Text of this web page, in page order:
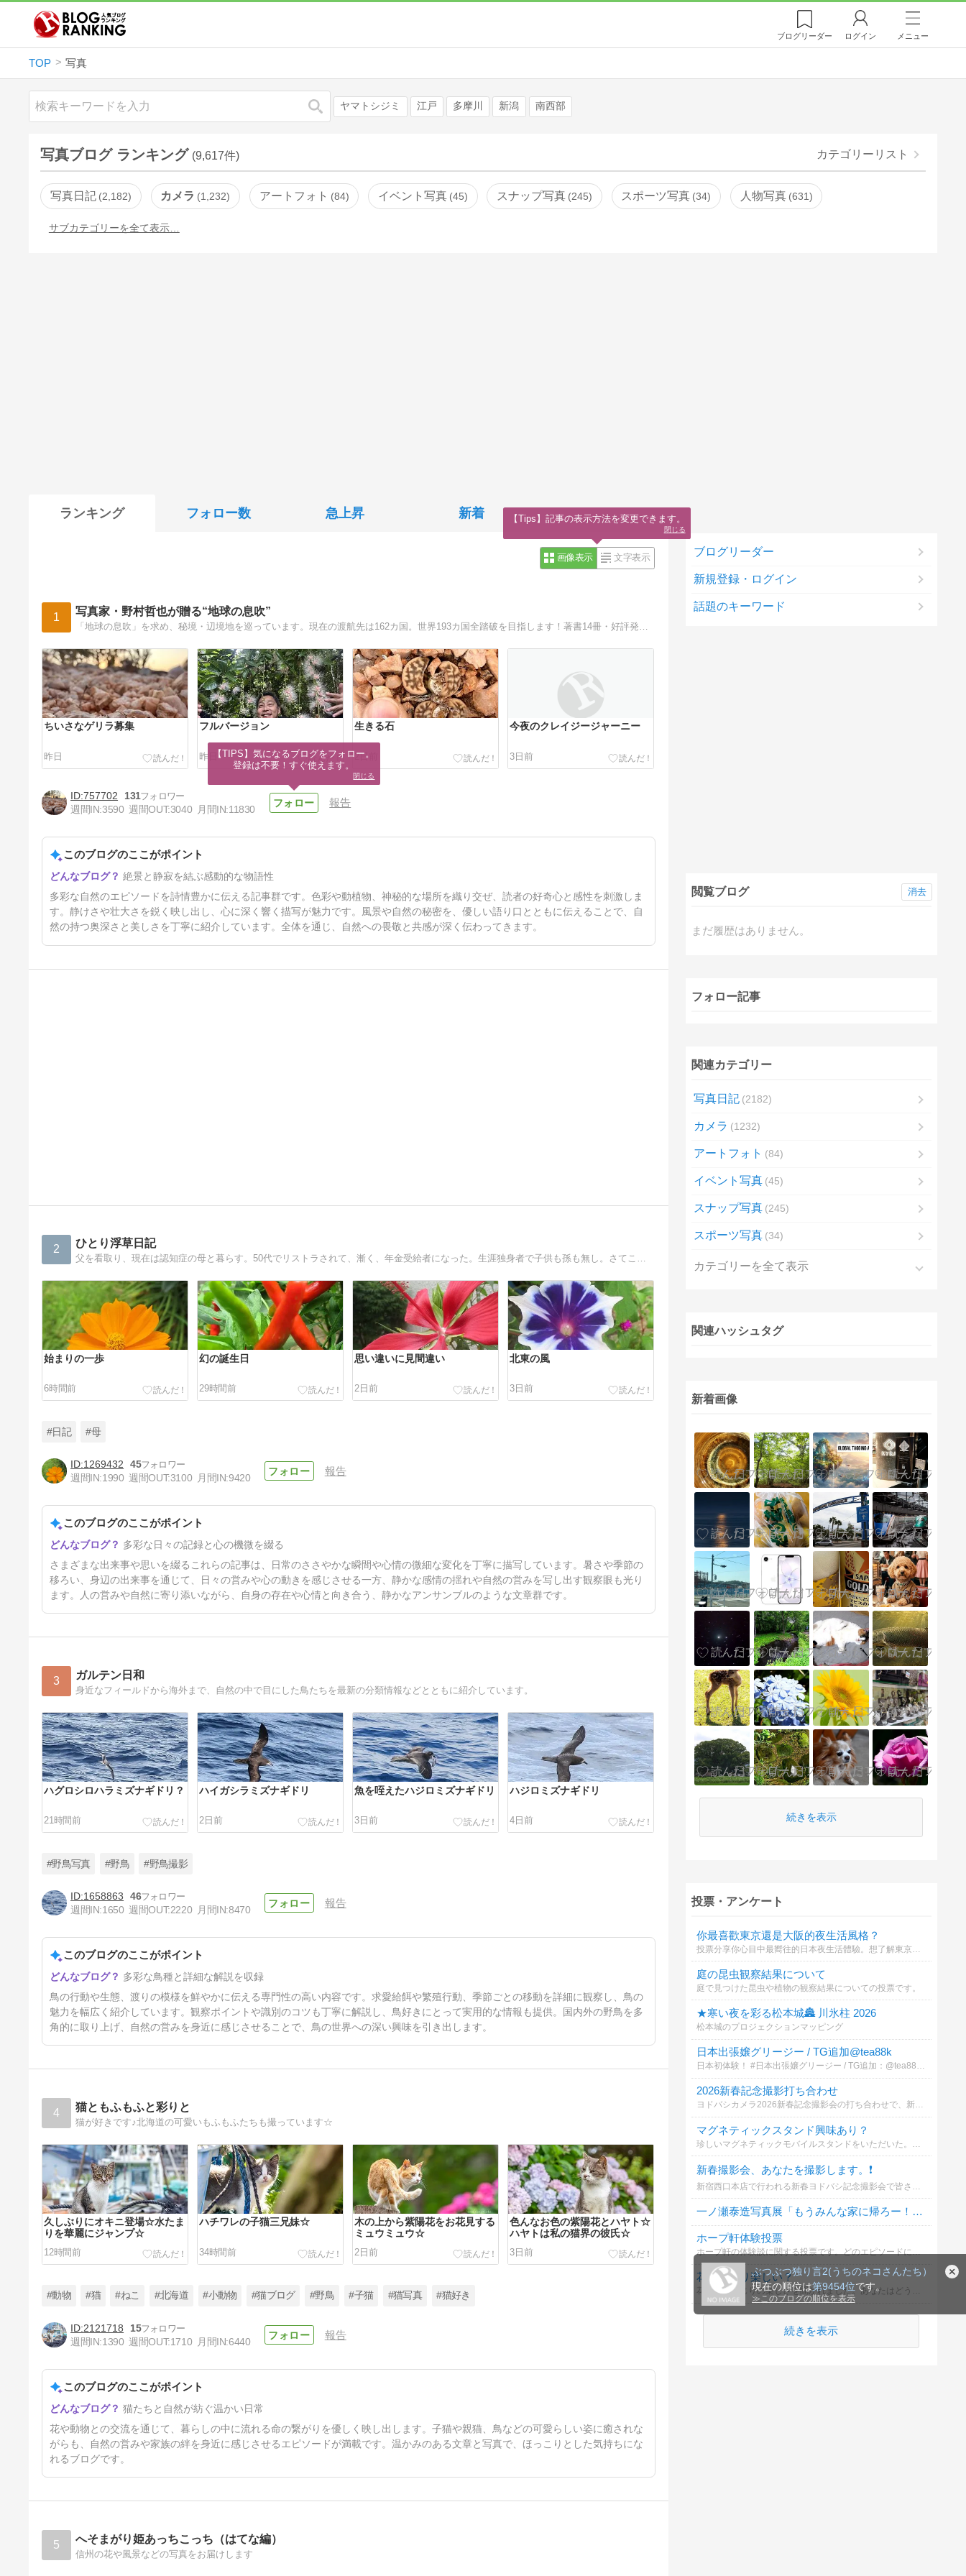
ぶつぶつ独り言2(うちのネコさんたち）
現在の順位は第9454位です。
≫ このブログの順位を表示
ブログリーダー ログイン メニュー
TOP 写真
検索 ヤマトシジミ 江戸 多摩川 新潟 南西部
写真ブログ ランキング (9,617件) カテゴリーリスト
写真日記 2,182 カメラ 1,232 アートフォト 84 イベント写真 45 スナップ写真 245 スポーツ写真 34 人物写真 631
サブカテゴリーを全て表示…
ランキング フォロー数 急上昇 新着
画像表示 文字表示
1 写真家・野村哲也が贈る“地球の息吹”
ちいさなゲリラ募集
昨日
フルバージョン
昨日
生きる石
2日前
今夜のクレイジージャーニー
3日前
ヤシガニ
4日前
757702
131
週間IN:3590 週間OUT:3040 月間IN:11830
報告
このブログのここがポイント
絶景と静寂を結ぶ感動的な物語性
多彩な自然のエピソードを詩情豊かに伝える記事群です。色彩や動植物、神秘的な場所を織り交ぜ、読者の好奇心と感性を刺激しま
す。静けさや壮大さを鋭く映し出し、心に深く響く描写が魅力です。風景や自然の秘密を、優しい語り口とともに伝えることで、自
然の持つ奥深さと美しさを丁寧に紹介しています。全体を通じ、自然への畏敬と共感が深く伝わってきます。
2 ひとり浮草日記
始まりの一歩
6時間前
幻の誕生日
29時間前
思い違いに見間違い
2日前
北東の風
3日前
4日前
#日記 #母
1269432
45
週間IN:1990 週間OUT:3100 月間IN:9420
報告
このブログのここがポイント
多彩な日々の記録と心の機微を綴る
さまざまな出来事や思いを綴るこれらの記事は、日常のささやかな瞬間や心情の微細な変化を丁寧に描写しています。暑さや季節の
移ろい、身辺の出来事を通じて、日々の営みや心の動きを感じさせる一方、静かな感情の揺れや自然の営みを写し出す観察眼も光り
ます。人の営みや自然に寄り添いながら、自身の存在や心情と向き合う、静かなアンサンブルのような文章群です。
3 ガルテン日和
身近なフィールドから海外まで、自然の中で目にした鳥たちを最新の分類情報などとともに紹介しています。
ハグロシロハラミズナギドリ？
21時間前
ハイガシラミズナギドリ
2日前
魚を咥えたハジロミズナギドリ
3日前
ハジロミズナギドリ
4日前
5日前
#野鳥写真 #野鳥 #野鳥撮影
1658863
46
週間IN:1650 週間OUT:2220 月間IN:8470
報告
このブログのここがポイント
多彩な鳥種と詳細な解説を収録
鳥の行動や生態、渡りの模様を鮮やかに伝える専門性の高い内容です。求愛給餌や繁殖行動、季節ごとの移動を詳細に観察し、鳥の
魅力を幅広く紹介しています。観察ポイントや識別のコツも丁寧に解説し、鳥好きにとって実用的な情報も提供。国内外の野鳥を多
角的に取り上げ、自然の営みを身近に感じさせることで、鳥の世界への深い興味を引き出します。
4 猫ともふもふと彩りと
猫が好きです♪北海道の可愛いもふもふたちも撮っています☆
久しぶりにオキニ登場☆水たま
りを華麗にジャンプ☆
12時間前
ハチワレの子猫三兄妹☆
34時間前
木の上から紫陽花をお花見する
ミュウミュウ☆
2日前
色んなお色の紫陽花とハヤト☆
ハヤトは私の猫界の彼氏☆
3日前
～☆
4日前
#動物 #猫 #ねこ #北海道 #小動物 #猫ブログ #野鳥 #子猫 #猫写真 #猫好き
2121718
15
週間IN:1390 週間OUT:1710 月間IN:6440
報告
このブログのここがポイント
猫たちと自然が紡ぐ温かい日常
花や動物との交流を通じて、暮らしの中に流れる命の繋がりを優しく映し出します。子猫や親猫、鳥などの可愛らしい姿に癒されな
がらも、自然の営みや家族の絆を身近に感じさせるエピソードが満載です。温かみのある文章と写真で、ほっこりとした気持ちにな
れるブログです。
5 へそまがり姫あっちこっち（はてな編）
信州の花や風景などの写真をお届けします
ブログリーダー
新規登録・ログイン
話題のキーワード
閲覧ブログ
まだ履歴はありません。
消去
フォロー記事
関連カテゴリー
写真日記 2182
カメラ 1232
アートフォト 84
イベント写真 45
スナップ写真 245
スポーツ写真 34
カテゴリーを全て表示
関連ハッシュタグ
新着画像
続きを表示
投票・アンケート
你最喜歡東京還是大阪的夜生活風格？
庭の昆虫観察結果について
庭で見つけた昆虫や植物の観察結果についての投票です。
★寒い夜を彩る松本城🏯 川氷柱 2026
松本城のプロジェクションマッピング
日本出張嬢グリージー / TG追加@tea88k
日本初体験！ #日本出張嬢グリージー / TG追加：@tea88k 【写真本人確認】#童顔爆乳ロリ（NS中出し可能）
2026新春記念撮影打ち合わせ
ヨドバシカメラ2026新春記念撮影会の打ち合わせで、新宿西口本店・カメラ館へいきました。新春初仕事の撮影機材はCanon EOS R5 Mark II RF24-105mm F4 L ISMです。
マグネティックスタンド興味あり？
新春撮影会、あなたを撮影します。❗️
一ノ瀬泰造写真展「もうみんな家に帰ろー！」について
ホープ軒体験投票
ホープ軒の体験談に関する投票です。どのエピソードに共感しますか？
花畑いじり楽しい？
花畑の土いじりの楽しさを聞かれました。あなたはどう思いますか？
続きを表示
【TIPS】気になるブログをフォロー。
登録は不要！すぐ使えます。
閉じる
【Tips】記事の表示方法を変更できます。
閉じる